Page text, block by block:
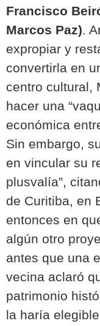
Francisco
Marcos Paz).
expropiar y
convertirla en
centro cultural,
hacer una
económica
Sin embargo,
en vincular su
plusvalía”,
de Curitiba, en
entonces en
algún otro
antes que una
vecina aclaró
patrimonio
la haría